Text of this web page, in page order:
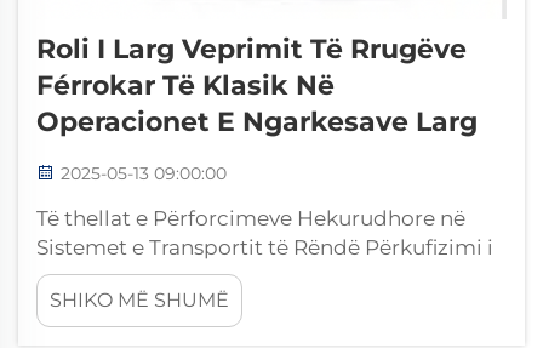
Roli I Larg Veprimit Të Rrugëve
Férrokar Të Klasik Në
Operacionet E Ngarkesave Larg
2025-05-13 09:00:00
Të thellat e Përforcimeve Hekurudhore në
Sistemet e Transportit të Rëndë Përkufizimi i
Përforcimeve Hekurudhore dhe Përbërësit e
tyre të Brendshëm Përforcimet hekurudhore
i mbajnë të gjitha së bashku, duke mbajtur
SHIKO MË SHUMË